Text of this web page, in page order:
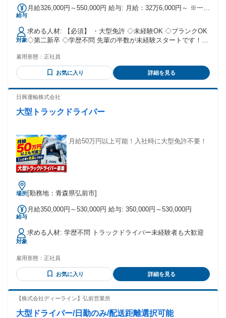
給与
月給326,000円～550,000円 給与: 月給：32万6,000円～ ※一律
を増やしていくことで収入アップを目指せます！ 初年度の年
収 400万円～600万円 モデル年収例 年収600万円（経験3年）
◆賞与／年2回 ◆運行手当 ◆休日出勤手当 ◆土曜出勤手当 ◆
泊り手当（土日に泊まりがあった場合／1万円）
対象
求める人材: 【必須】 ・大型免許 ◇未経験OK ◇ブランクOK
◇第二新卒 ◇学歴不問 先輩の半数が未経験スタートです！
っている方 ・安定企業で長く腰を据えて働きたい方 ・フリー
ターから正社員をめざしたい方 ・長距離ドライバー、ルート
配送ドライバー、中型ドライバー、などの経験を活かしたい
ど、 異業種から転職した先輩も多数♪
雇用形態： 正社員
お気に入り 詳細を見る
日興運輸株式会社
大型トラックドライバー
月給50万円以上可能！入社時に大型免許不要！
場所[勤務地：青森県弘前市]
給与
月給350,000円～530,000円 給与: 350,000円～530,000円
対象
求める人材: 学歴不問 トラックドライバー未経験者も大歓迎
雇用形態： 正社員
お気に入り 詳細を見る
【株式会社ディーライン】弘前営業所
大型ドライバー/日勤のみ/配送距離選択可能